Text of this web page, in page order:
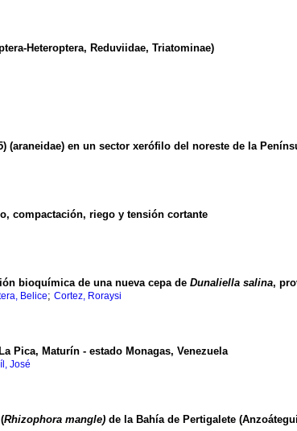
Heteroptera, Reduviidae, Triatominae)
(araneidae) en un sector xerófilo del noreste de la
compactación, riego y tensión cortante
bioquímica de una nueva cepa de Dunaliella salina,
Belice; Cortez, Roraysi
Pica, Maturín - estado Monagas, Venezuela
José
Rhizophora mangle) de la Bahía de Pertigalete